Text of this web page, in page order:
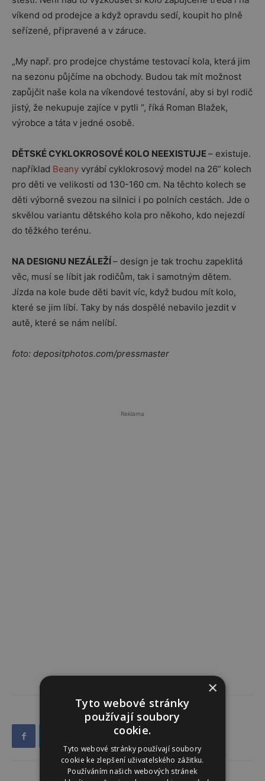
víkend od prodejce a když opravdu sedí, koupit ho plně
seřízené, připravené a v záruce.
„My např. pro prodejce chystáme testovací kola, která jim
na sezonu půjčíme na obchody. Budou tak mít možnost
zapůjčit naše kola na víkendové testování, aby si byl rodič
jistý, že nekupuje zajíce v pytli “, říká Roman Blažek,
výrobce a táta v jedné osobě.
DĚTSKÉ CYKLOKROSOVÉ KOLO NEEXISTUJE– existuje.
například Beany vyrábí cyklokrosový model na 26” kolech
pro děti ve velikosti od 130-160 cm. Na těchto kolech se
děti výborně svezou na silnici i po polních cestách. Jde o
skvělou variantu dětského kola pro někoho, kdo nejezdí
do těžkého terénu.
NA DESIGNU NEZÁLEŽÍ– design je tak trochu zapeklitá
věc, musí se líbit jak rodičům, tak i samotným dětem.
Jízda na kole bude děti bavit víc, když budou mít kolo,
které se jim líbí. Taky by nás dospělé nebavilo jezdit v
autě, které se nám nelíbí.
foto: depositphotos.com/pressmaster
Reklama
×
Tyto webové stránky
používají soubory
cookie.
Tyto webové stránky používají soubory
cookie ke zlepšení uživatelského zážitku.
Používáním našich webových stránek